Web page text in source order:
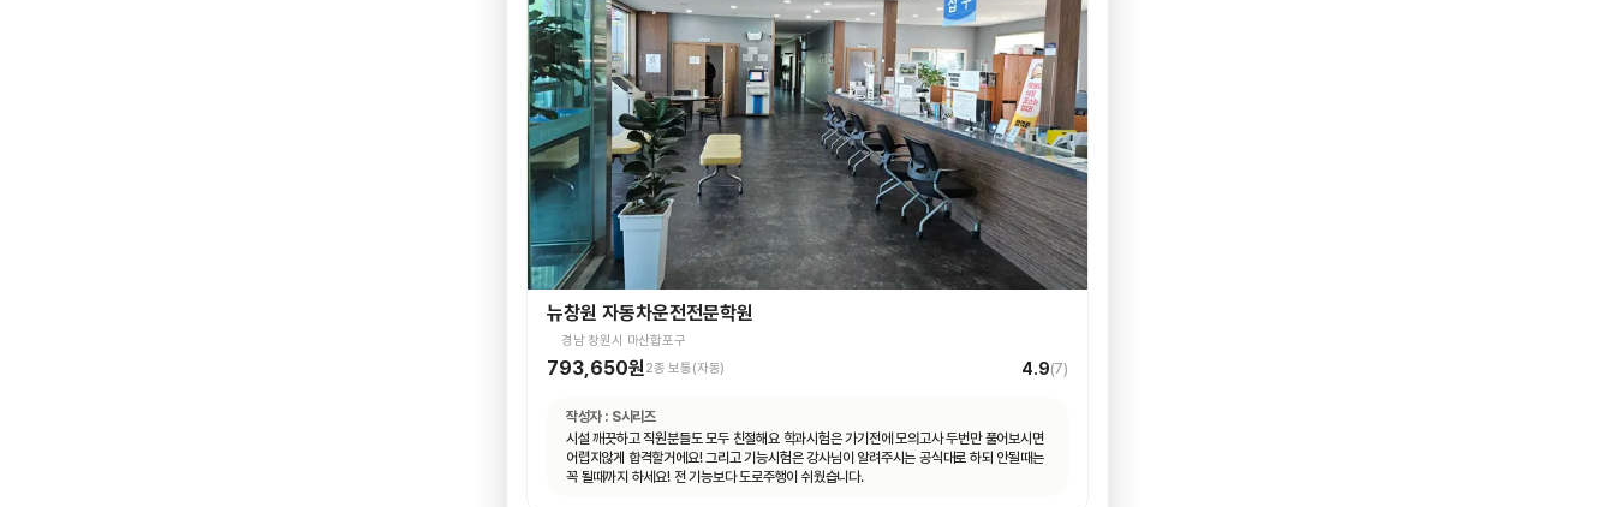
뉴창원 자동차운전전문학원
경남 창원시 마산합포구
793,650원 2종 보통(자동) 4.9(7)
작성자 : S시리즈
시설 깨끗하고 직원분들도 모두 친절해요 학과시험은 가기전에 모의고사 두번만 풀어보시면
어렵지않게 합격할거에요! 그리고 기능시험은 강사님이 알려주시는 공식대로 하되 안될때는
꼭 될때까지 하세요! 전 기능보다 도로주행이 쉬웠습니다.